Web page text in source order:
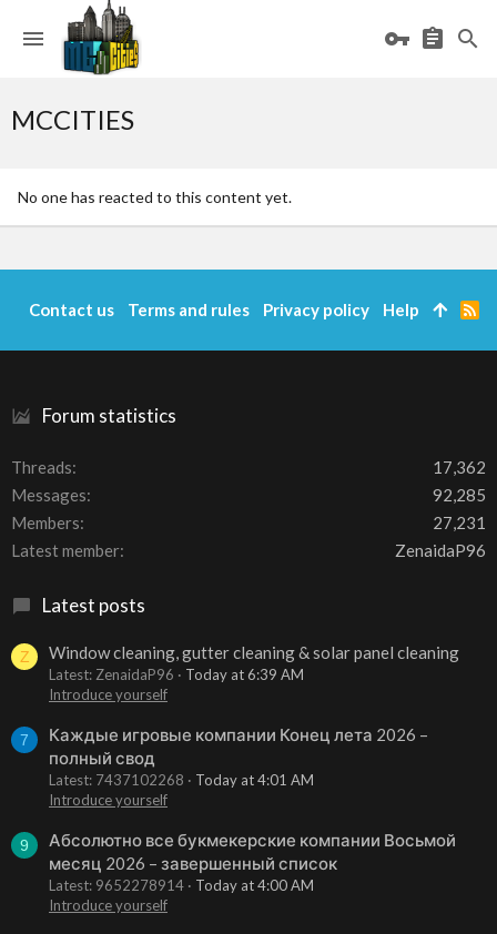
MCCITIES
No one has reacted to this content yet.
Forum statistics
Threads
17,362
Messages
92,285
Members
27,231
Latest member
ZenaidaP96
Latest posts
Z Window cleaning, gutter cleaning & solar panel cleaning
Latest: ZenaidaP96
Today at 6:39 AM
Introduce yourself
7
Каждые игровые компании Конец лета 2026 –
полный свод
Latest: 7437102268
Today at 4:01 AM
Introduce yourself
9
Абсолютно все букмекерские компании Восьмой
месяц 2026 – завершенный список
Latest: 9652278914
Today at 4:00 AM
Introduce yourself
Contact us Terms and rules Privacy policy Help
R
S